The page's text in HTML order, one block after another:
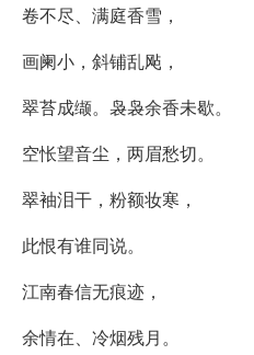
卷不尽、满庭香雪，
画阑小，斜铺乱飐，
翠苔成缬。袅袅余香未歇。
空怅望音尘，两眉愁切。
翠袖泪干，粉额妆寒，
此恨有谁同说。
江南春信无痕迹，
余情在、冷烟残月。